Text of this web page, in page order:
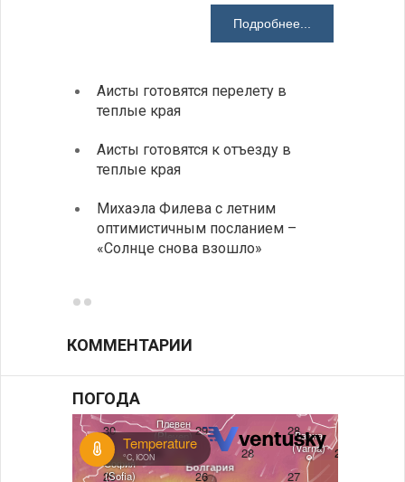
Подробнее...
Аисты готовятся перелету в
теплые края
Аисты готовятся к отъезду в
теплые края
Михаэла Филева с летним
оптимистичным посланием –
«Солнце снова взошло»
КОММЕНТАРИИ
ПОГОДА